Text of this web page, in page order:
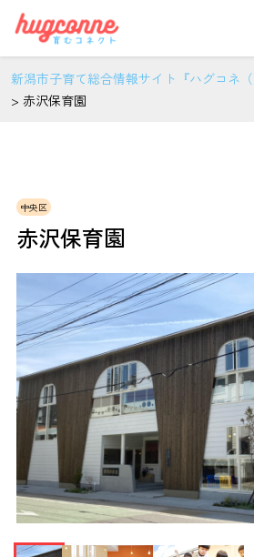
新潟市子育て総合情報サイト『ハグコネ（
> 赤沢保育園
中央区
赤沢保育園